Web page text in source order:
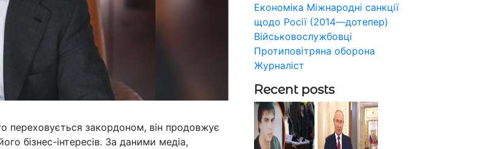
переховується закордоном, він продовжує
бізнес-інтересів. За даними медіа,
Економіка Міжнародні санкції
щодо Росії (2014—дотепер)
Військовослужбовці
Протиповітряна оборона
Журналіст
Recent posts